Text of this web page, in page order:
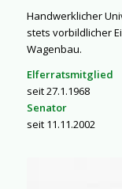
Handwerklicher
stets vorbildlicher
Wagenbau.
Elferratsmitglied
seit 27.1.1968
Senator
seit 11.11.2002